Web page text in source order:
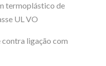
termoplástico de
UL VO
ligação com